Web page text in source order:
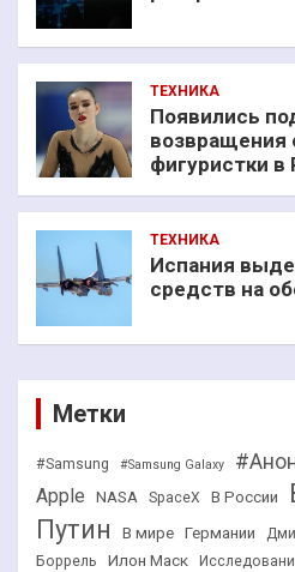
ТЕХНИКА
Появились
возвращения
фигуристки в
ТЕХНИКА
Испания
средств на
Метки
#Samsung #Samsung Galaxy
Apple NASA SpaceX В России
Путин
В мире Германии
Боррель
Илон Маск